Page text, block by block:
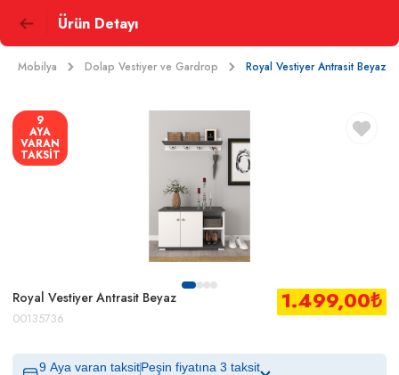
Ürün Detayı
Mobilya Dolap Vestiyer ve Gardrop Royal Vestiyer Antrasit Beyaz
9
AYA
VARAN
TAKSİT
Royal Vestiyer Antrasit Beyaz
00135736
1.499,00₺
9 Aya varan taksitPeşin fiyatına 3 taksit